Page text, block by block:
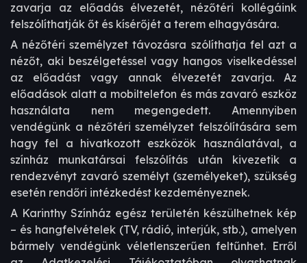
zavarja az előadás élvezetét, nézőtéri kollégáink
felszólíthatják őt és kísérőjét a terem elhagyására.
A nézőtéri személyzet távozásra szólíthatja fel azt a
nézőt, aki beszélgetéssel vagy hangos viselkedéssel
az előadást vagy annak élvezetét zavarja. Az
előadások alatt a mobiltelefon és más zavaró eszköz
használata nem megengedett. Amennyiben
vendégünk a nézőtéri személyzet felszólítására sem
hagy fel a hivatkozott eszközök használatával, a
színház munkatársai felszólítás után kivezetik a
rendezvényt zavaró személyt (személyeket), szükség
esetén rendőri intézkedést kezdeményeznek.
A Karinthy Színház egész területén készülhetnek kép
– és hangfelvételek (TV, rádió, interjúk, stb.), amelyen
bármely vendégünk véletlenszerűen feltűnhet. Erről